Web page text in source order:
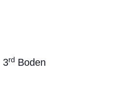
3rd Boden